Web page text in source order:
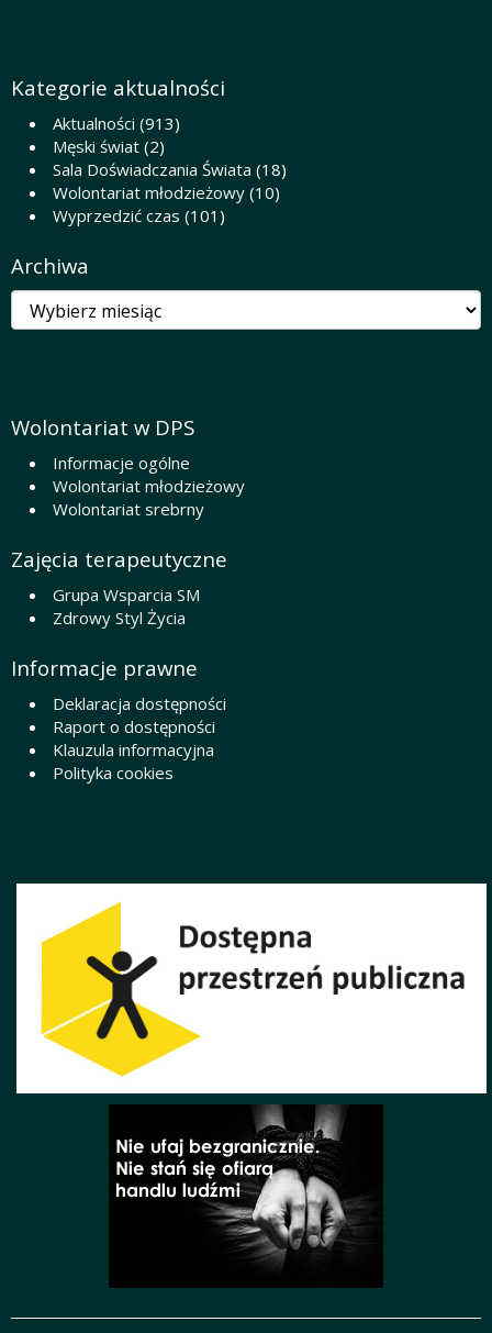
Kategorie aktualności
Aktualności (913)
Męski świat (2)
Sala Doświadczania Świata (18)
Wolontariat młodzieżowy (10)
Wyprzedzić czas (101)
Archiwa
Archiwa
Wolontariat w DPS
Informacje ogólne
Wolontariat młodzieżowy
Wolontariat srebrny
Zajęcia terapeutyczne
Grupa Wsparcia SM
Zdrowy Styl Życia
Informacje prawne
Deklaracja dostępności
Raport o dostępności
Klauzula informacyjna
Polityka cookies